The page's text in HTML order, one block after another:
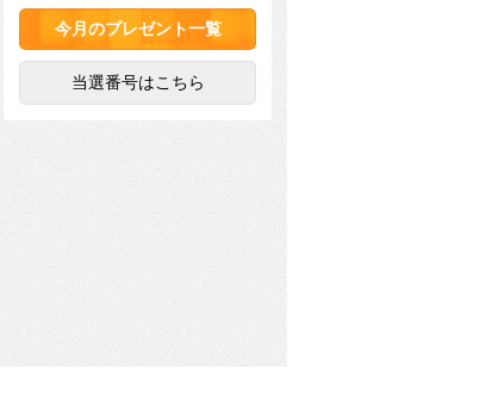
今月のプレゼント一覧
当選番号はこちら